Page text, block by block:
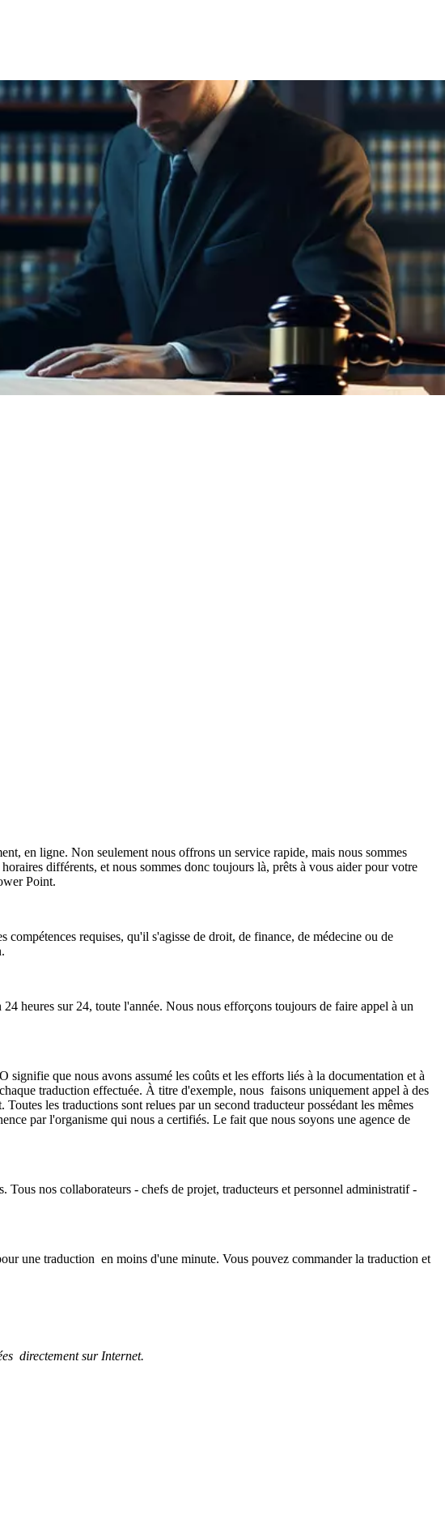
en ligne. Non seulement nous offrons un service rapide, mais nous sommes
différents, et nous sommes donc toujours là, prêts à vous aider pour votre
Point.
requises, qu'il s'agisse de droit, de finance, de médecine ou de
heures sur 24, toute l'année. Nous nous efforçons toujours de faire appel à un
que nous avons assumé les coûts et les efforts liés à la documentation et à
traduction effectuée. À titre d'exemple, nous faisons uniquement appel à des
les traductions sont relues par un second traducteur possédant les mêmes
par l'organisme qui nous a certifiés. Le fait que nous soyons une agence de
nos collaborateurs - chefs de projet, traducteurs et personnel administratif -
une traduction en moins d'une minute. Vous pouvez commander la traduction et
directement sur Internet.